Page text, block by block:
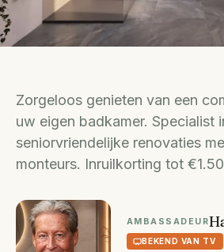
Zorgeloos genieten van een
uw eigen badkamer. Specialist
seniorvriendelijke renovaties
monteurs. Inruilkorting tot
AMBASSADEUR
BEKEND VAN TV